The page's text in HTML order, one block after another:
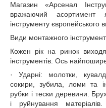
Магазин «Арсенал
вражаючий асортимент
інструменту європейського
Види монтажного
Кожен рік на ринок
інструментів. Ось
· Ударні: молотки,
сокири, зубила, ломи та
рубки і тески деревини.
і руйнування